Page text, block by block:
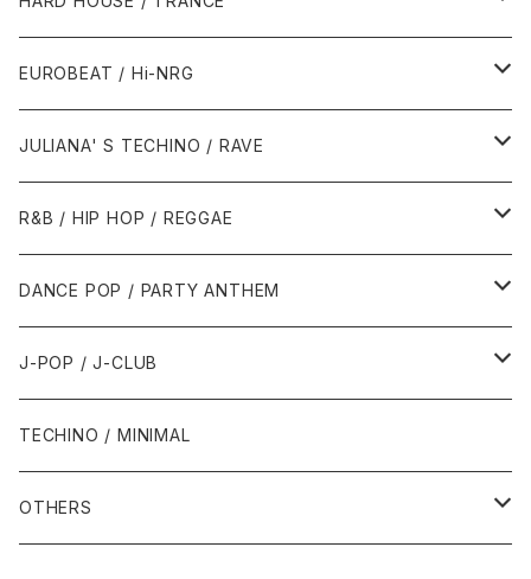
1987年・以前
1988年
1990年代
1990年
1991年
1995年
1996年
2000年代
2000年
2001年
2005年
2010年代
2010年
2011年
1990年代
1994年・以前
1995年
1999年
2000年代
2000年
2001年
2005年
EUROBEAT / Hi-NRG
1980年代
1986年・以前
1987年
1990年代
1990年
1991年
2000年代
JULIANA' S TECHINO / RAVE
1990年代
1990年
1991年
2000年代
2000年
2001年
R&B / HIP HOP / REGGAE
1980年代
1985年・以前
1986年
1990年代
1990年
1991年
2000年代
2000年
DANCE POP / PARTY ANTHEM
1980年代
1988年・以前
1989年
1990年代
1990年
2000年代
J-POP / J-CLUB
1980年代
1990年代
TECHINO / MINIMAL
OTHERS